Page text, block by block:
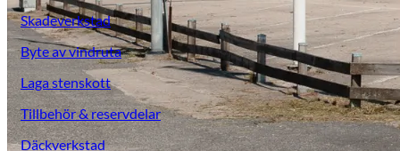
Skadeverkstad
Byte av vindruta
Laga stenskott
Tillbehör & reservdelar
Däckverkstad